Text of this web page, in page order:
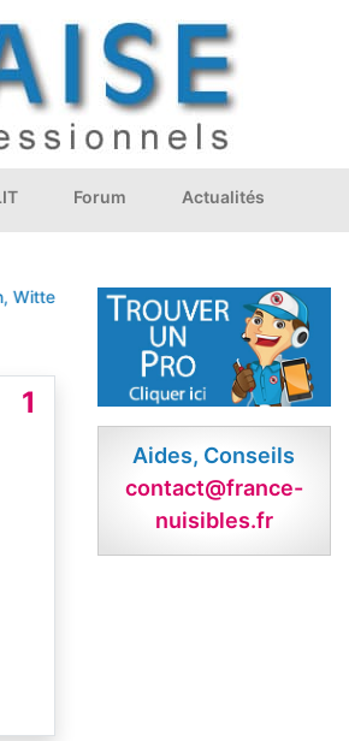
Forum Actualités
Riedisheim, Rixheim, Kingersheim,
1
Aides, Conseils
contact@france-
nuisibles.fr